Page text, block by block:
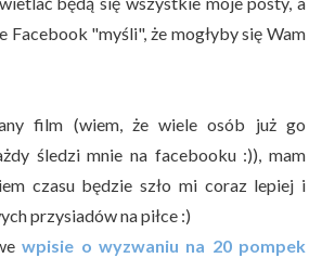
"myśli", że mogłyby się Wam
film (wiem, że wiele osób już go
śledzi mnie na facebooku :)), mam
czasu będzie szło mi coraz lepiej i
przysiadów na piłce :)
wpisie o wyzwaniu na 20 pompek